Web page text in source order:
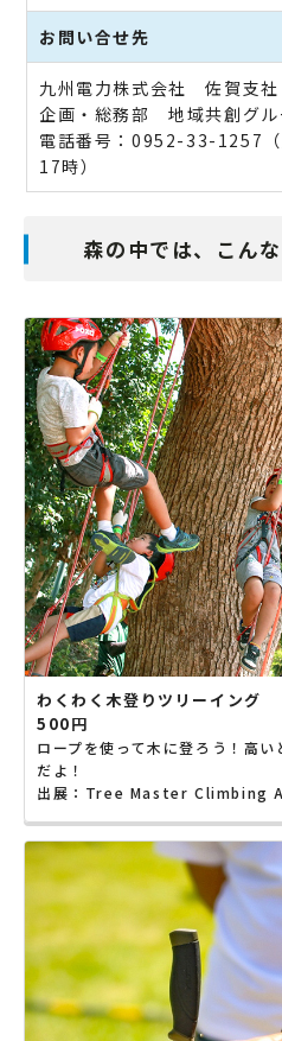
お問い合せ先
九州電力株式会社 佐賀支社
企画・総務部 地域共創グル
電話番号：0952-33-1257
17時）
森の中では、こん
わくわく木登りツリーイング
500円
ロープを使って木に登ろう！高
だよ！
出展：Tree Master Climbing